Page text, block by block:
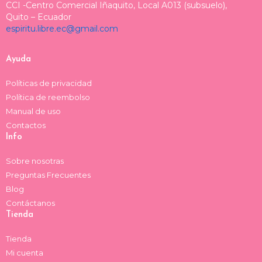
t
a
g
a
t
o
k
e
d
e
CCI -Centro Comercial Iñaquito, Local A013 (subsuelo),
Quito – Ecuador
espiritu.libre.ec@gmail.com
Ayuda
Políticas de privacidad
Política de reembolso
Manual de uso
Contactos
Info
Sobre nosotras
Preguntas Frecuentes
Blog
Contáctanos
Tienda
Tienda
Mi cuenta